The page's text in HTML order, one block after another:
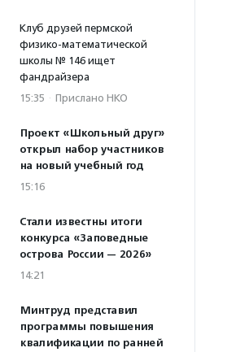
Клуб друзей пермской
физико-математической
школы № 146 ищет
фандрайзера
15:35 · Прислано НКО
Проект «Школьный друг»
открыл набор участников
на новый учебный год
15:16
Стали известны итоги
конкурса «Заповедные
острова России — 2026»
14:21
Минтруд представил
программы повышения
квалификации по ранней